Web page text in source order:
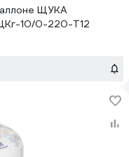
ЩУКА
10/0-220-Т12